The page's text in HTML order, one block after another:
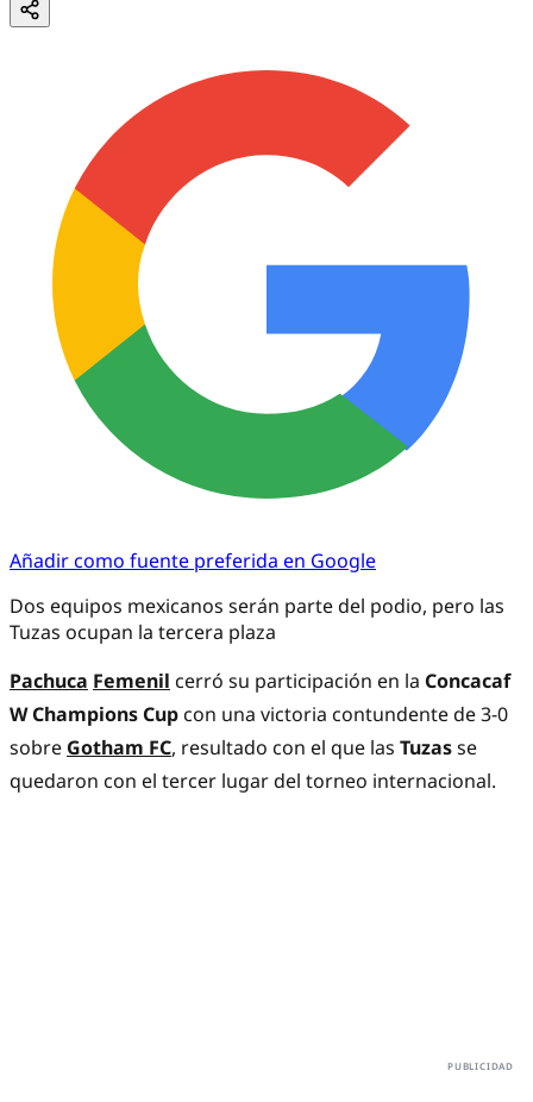
Añadir como fuente preferida en Google
Dos equipos mexicanos serán parte del podio, pero las
Tuzas ocupan la tercera plaza
Pachuca Femenil cerró su participación en la Concacaf
W Champions Cup con una victoria contundente de 3-0
sobre Gotham FC, resultado con el que las Tuzasse
quedaron con el tercer lugar del torneo internacional.